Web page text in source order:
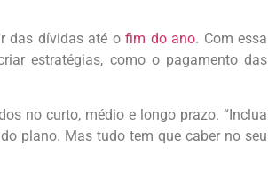
das dívidas até ofim do ano. Com essa
estratégias, como o pagamento das
no curto, médio e longo prazo. “Inclua
plano. Mas tudo tem que caber no seu